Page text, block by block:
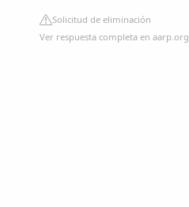
Solicitud de eliminación
Ver respuesta completa en aarp.org